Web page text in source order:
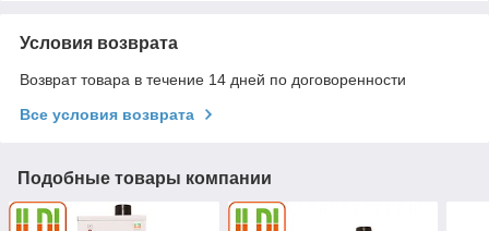
Условия возврата
Возврат товара в течение 14 дней по договоренности
Все условия возврата
Подобные товары компании